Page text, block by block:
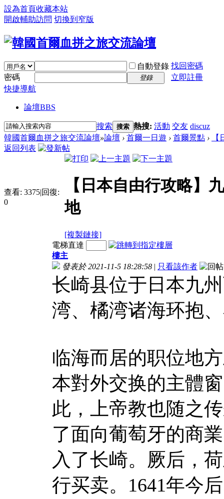
設為首頁收藏本站
開啟輔助訪問 切換到窄版
自動登錄 找回密碼
密碼
登錄
立即註冊
快捷導航
論壇BBS
搜索 搜索 熱搜: 活動 交友 discuz
韓國首爾血拼之旅交流論壇»論壇 › 首爾一日遊 › 首爾景點 ›
返回列表
查看: 3375|回復:
0
【日本自由行攻略】
地
[複製鏈接]
電梯直達
樓主
發表於 2021-11-5 18:28:58 | 只看該作者
长崎县位于日本九
湾、橘湾诸海环抱
临海而居的职位地
本對外交换的主體
此，上帝教也随之
了面向葡萄牙的商
入了长崎。厥后，
行买卖。1641年今